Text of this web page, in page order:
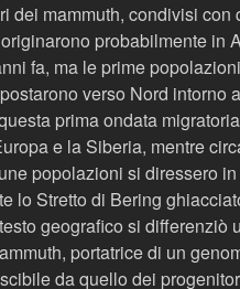
dei mammuth, condivisi con
probabilmente in
fa, ma le prime
verso Nord intorno
prima ondata
e la Siberia, mentre
popolazioni si diressero
lo Stretto di Bering
geografico si differenziò
portatrice di un
da quello dei